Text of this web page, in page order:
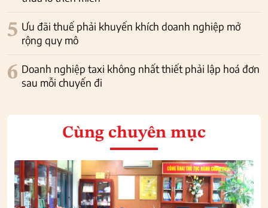
5 Ưu đãi thuế phải khuyến khích doanh nghiệp mở
rộng quy mô
6 Doanh nghiệp taxi không nhất thiết phải lập hoá đơn
sau mỗi chuyến đi
Cùng chuyên mục